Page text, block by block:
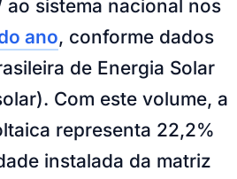
ao sistema nacional nos
ano, conforme dados
de Energia Solar
Com este volume, a
representa 22,2%
instalada da matriz